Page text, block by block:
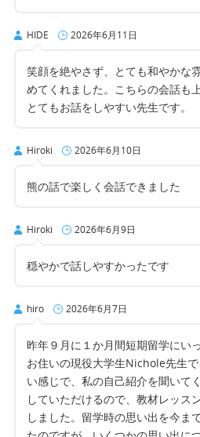
HIDE 2026年6月11日
笑顔を絶やさず、とても和やかな
めてくれました。こちらの会話も
とてもお話をしやすい先生です。
Hiroki 2026年6月10日
熊の話で楽しく会話できました
Hiroki 2026年6月9日
穏やかで話しやすかったです
hiro 2026年6月7日
昨年９月に１か月間短期留学にい
お住いの現役大学生Nichole先生
い感じで、私の自己紹介を聞いて
していただけるので、教材レッス
しました。留学時の思い出を今ま